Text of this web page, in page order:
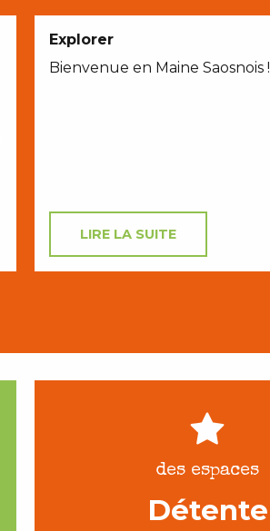
Explorer
Bienvenue en Maine Saosnois !
LIRE LA SUITE
des espaces
Détente